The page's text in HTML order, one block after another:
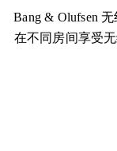
Bang & Olufsen
在不同房间享受